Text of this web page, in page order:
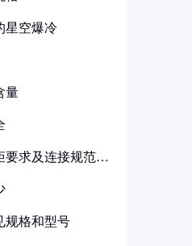
星空爆冷
量
要求及连接规范详
规格和型号